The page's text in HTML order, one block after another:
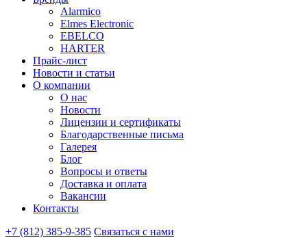
Alarmico
Elmes Electronic
EBELCO
HARTER
Прайс-лист
Новости и статьи
О компании
О нас
Новости
Лицензии и сертификаты
Благодарственные письма
Галерея
Блог
Вопросы и ответы
Доставка и оплата
Вакансии
Контакты
+7 (812) 385-9-385 Связаться с нами